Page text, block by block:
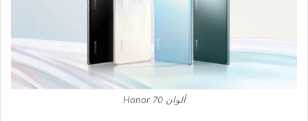
ألوان Honor 70